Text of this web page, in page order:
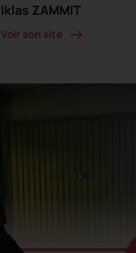
Iklas ZAMMIT
Voir son site